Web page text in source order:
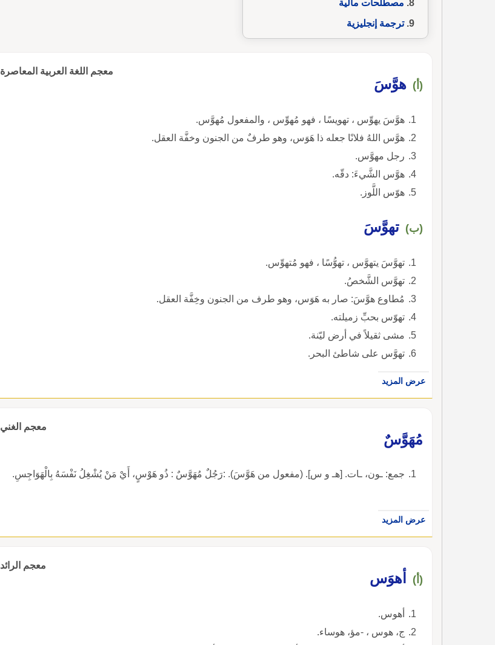
مصطلحات مالية
ترجمة إنجليزية
معجم اللغة العربية المعاصرة
(أ) هوَّسَ
هوَّسَ يهوِّس ، تهويسًا ، فهو مُهوِّس ، والمفعول مُهوَّس.
هوَّس اللهُ فلانًا جعله ذا هَوَس، وهو طرفٌ من الجنون وخفَّة العقل.
رجل مهوَّس.
هوَّس الشَّيءَ: دقّه.
هوّس اللَّوز.
(ب) تهوَّسَ
تهوَّسَ يتهوَّس ، تهوُّسًا ، فهو مُتهوِّس.
تهوَّس الشَّخصُ.
مُطاوع هوَّسَ: صار به هَوَس، وهو طرف من الجنون وخِفَّة العقل.
تهوّس بحبِّ زميلته.
مشى ثقيلاً في أرض ليّنة.
تهوَّس على شاطئ البحر.
عرض المزيد
معجم الغني
مُهَوَّسٌ
جمع: ـون، ـات. [هـ و س]. (مفعول من هَوَّسَ). :رَجُلٌ مُهَوَّسٌ : ذُو هَوْسٍ، أَيْ مَنْ يُشْغِلُ نَفْسَهُ بِالْهَوَاجِسِ.
عرض المزيد
معجم الرائد
(أ) أهوَس
أهوس.
ج، هوس ، -مؤ، هوساء.